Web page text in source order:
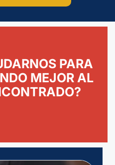
PARA
MEJOR AL